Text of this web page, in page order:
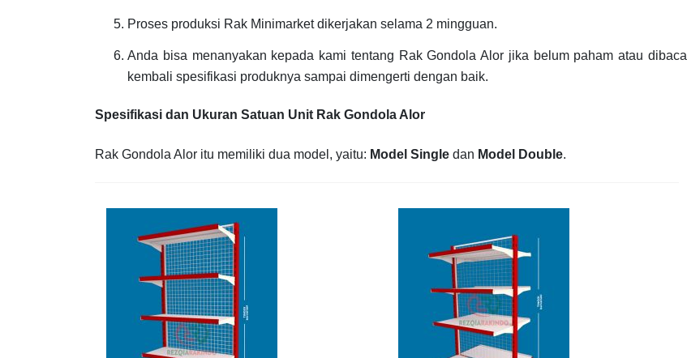
Proses produksi Rak Minimarket dikerjakan selama 2 mingguan.
Anda bisa menanyakan kepada kami tentang Rak Gondola Alor jika belum paham atau dibaca
kembali spesifikasi produknya sampai dimengerti dengan baik.
Spesifikasi dan Ukuran Satuan Unit Rak Gondola Alor
Rak Gondola Alor itu memiliki dua model, yaitu: Model Single dan Model Double.